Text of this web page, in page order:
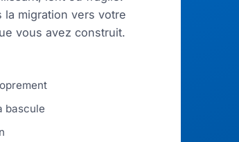
migration vers votre
vous avez construit.
bascule